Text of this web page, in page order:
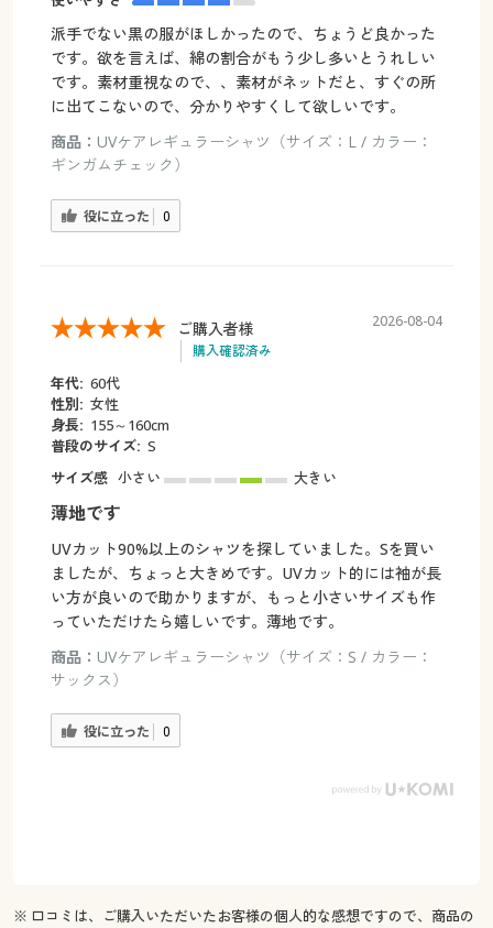
派手でない黒の服がほしかったので、ちょうど良かった
です。欲を言えば、綿の割合がもう少し多いとうれしい
です。素材重視なので、、素材がネットだと、すぐの所
に出てこないので、分かりやすくして欲しいです。
商品： UVケアレギュラーシャツ（サイズ：L / カラー：
ギンガムチェック）
役に立った 0
ご購入者様
購入確認済み
2026-08-04
年代: 60代
性別: 女性
身長: 155～160cm
普段のサイズ: S
サイズ感 小さい 大きい
薄地です
UVカット90%以上のシャツを探していました。Sを買い
ましたが、ちょっと大きめです。UVカット的には袖が長
い方が良いので助かりますが、もっと小さいサイズも作
っていただけたら嬉しいです。薄地です。
商品： UVケアレギュラーシャツ（サイズ：S / カラー：
サックス）
役に立った 0
※ 口コミは、ご購入いただいたお客様の個人的な感想ですので、商品の